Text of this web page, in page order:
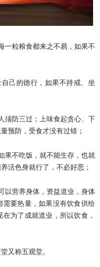
粒粮食都来之不易，如果不
己的德行，如果不持戒、坐
防三过；上味食起贪心、下
预防，受食才没有过错；
不吃饭，就不能生存，也就
活色身就行了，不必好恶；
营养身体，资益道业，身体
要热量，如果没有饮食供给
为了成就道业，所以饮食，
又称五观堂。